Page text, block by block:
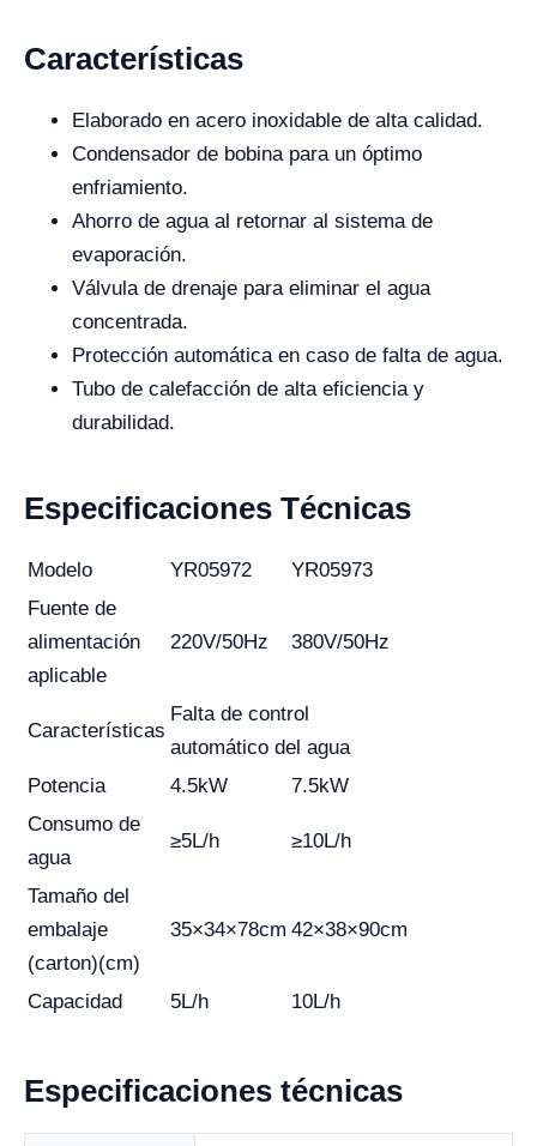
Características
Elaborado en acero inoxidable de alta calidad.
Condensador de bobina para un óptimo
enfriamiento.
Ahorro de agua al retornar al sistema de
evaporación.
Válvula de drenaje para eliminar el agua
concentrada.
Protección automática en caso de falta de agua.
Tubo de calefacción de alta eficiencia y
durabilidad.
Especificaciones Técnicas
Modelo YR05972
YR05973
Fuente de
alimentación
aplicable
220V/50Hz 380V/50Hz
Características
Falta de control
automático del agua
Potencia
4.5kW
7.5kW
Consumo de
agua
≥5L/h ≥10L/h
Tamaño del
embalaje
(carton)(cm)
35×34×78cm 42×38×90cm
Capacidad 5L/h 10L/h
Especificaciones técnicas